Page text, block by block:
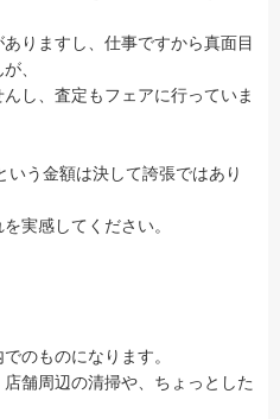
りますし、仕事ですから真面目
、
し、査定もフェアに行っていま
う金額は決して誇張ではあり
実感してください。
のものになります。
舗周辺の清掃や、ちょっとした